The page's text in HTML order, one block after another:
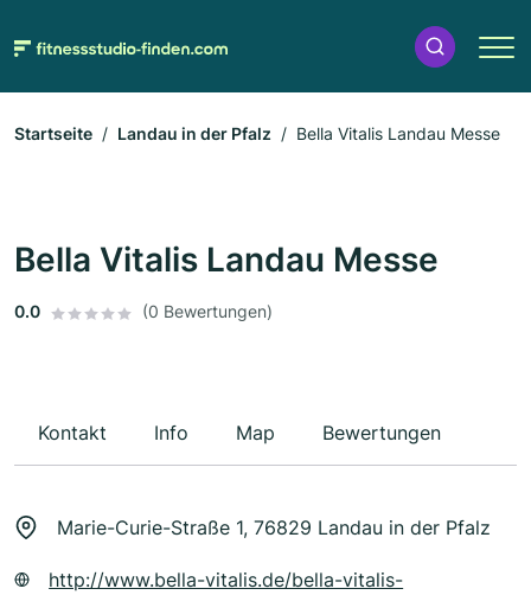
Startseite Landau in der Pfalz Bella Vitalis Landau Messe
Bella Vitalis Landau Messe
0.0 (0 Bewertungen)
Kontakt Info Map Bewertungen
Marie-Curie-Straße 1, 76829 Landau in der Pfalz
http://www.bella-vitalis.de/bella-vitalis-